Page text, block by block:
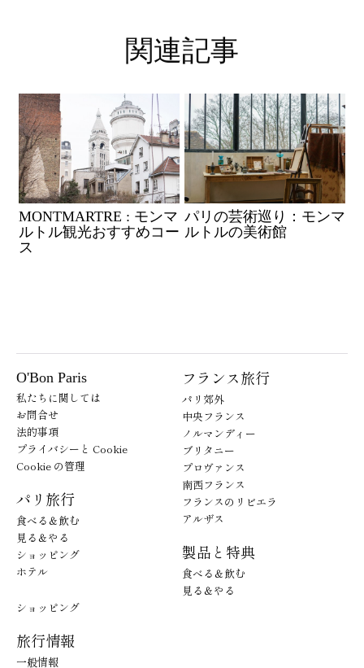
関連記事
MONTMARTRE : モンマ
ルトル観光おすすめコー
ス
パリの芸術巡り：モンマ
ルトルの美術館
O'Bon Paris
私たちに関しては
お問合せ
法的事項
プライバシーと Cookie
Cookie の管理
パリ旅行
食べる＆飲む
見る＆やる
ショッピング
ホテル
フランス旅行
パリ郊外
中央フランス
ノルマンディー
ブリタニー
プロヴァンス
南西フランス
フランスのリビエラ
アルザス
製品と特典
食べる＆飲む
見る＆やる
ショッピング
旅行情報
一般情報